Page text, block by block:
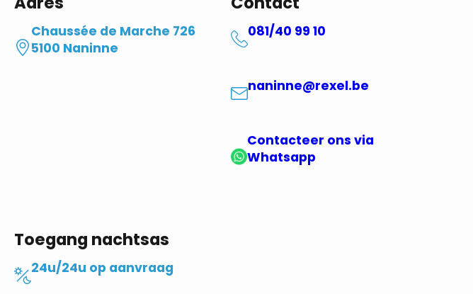
Chaussée de Marche 726
5100 Naninne
081/40 99 10
naninne@rexel.be
Contacteer ons via
Whatsapp
Toegang nachtsas
24u/24u op aanvraag